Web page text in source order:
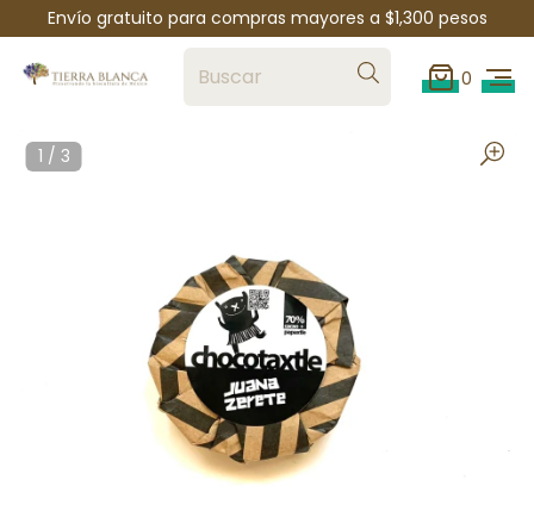
Envío gratuito para compras mayores a $1,300 pesos
0
1 / 3